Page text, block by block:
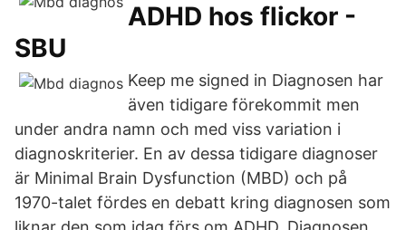
ADHD hos flickor -
SBU
Keep me signed in Diagnosen har
även tidigare förekommit men
under andra namn och med viss variation i
diagnoskriterier. En av dessa tidigare diagnoser
är Minimal Brain Dysfunction (MBD) och på
1970-talet fördes en debatt kring diagnosen som